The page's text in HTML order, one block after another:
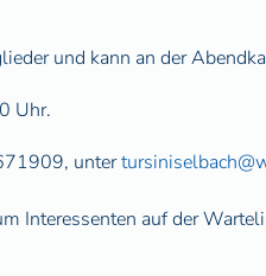
und kann an der
Uhr.
unter
Interessenten auf der